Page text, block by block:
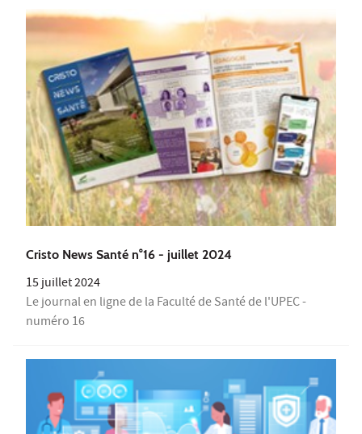
Cristo News Santé n°16 - juillet 2024
15 juillet 2024
Le journal en ligne de la Faculté de Santé de l'UPEC -
numéro 16